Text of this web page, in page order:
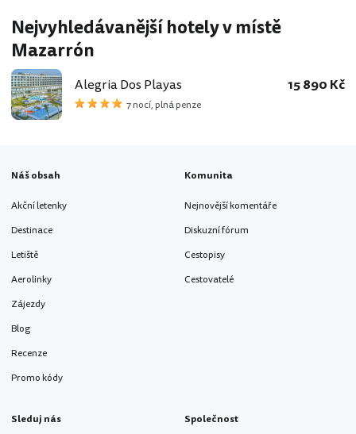
Nejvyhledávanější hotely v místě
Mazarrón
Alegria Dos Playas
7 nocí, plná penze
15 890 Kč
Náš obsah
Akční letenky
Destinace
Letiště
Aerolinky
Zájezdy
Blog
Recenze
Promo kódy
Komunita
Nejnovější komentáře
Diskuzní fórum
Cestopisy
Cestovatelé
Sleduj nás Společnost